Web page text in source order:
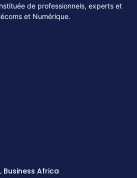
de professionnels, experts et
et Numérique.
Business Africa